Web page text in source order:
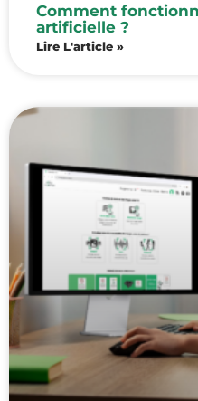
Comment
artificielle ?
Lire L'article »